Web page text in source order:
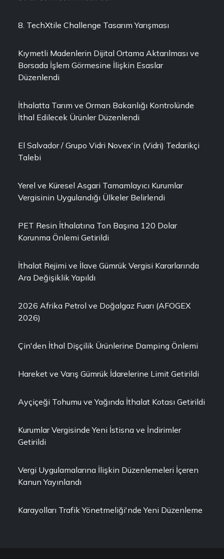
8. TechXtile Challenge Tasarım Yarışması
Kıymetli Madenlerin Dijital Ortama Aktarılması ve
Borsada İşlem Görmesine İlişkin Esaslar
Düzenlendi
İthalatta Tarım ve Orman Bakanlığı Kontrolünde
İthal Edilecek Ürünler Düzenlendi
El Salvador / Grupo Vidri Novex'in (Vidri) Tedarikçi
Talebi
Yerel ve Küresel Asgari Tamamlayıcı Kurumlar
Vergisinin Uygulandığı Ülkeler Belirlendi
PET Resin İthalatına Ton Başına 120 Dolar
Korunma Önlemi Getirildi
İthalat Rejimi ve İlave Gümrük Vergisi Kararlarında
Ara Değişiklik Yapıldı
2026 Afrika Petrol ve Doğalgaz Fuarı (AFOGEX
2026)
Çin'den İthal Dişçilik Ürünlerine Damping Önlemi
Hareket ve Varış Gümrük İdarelerine Limit Getirildi
Ayçiçeği Tohumu ve Yağında İthalat Kotası Getirildi
Kurumlar Vergisinde Yeni İstisna ve İndirimler
Getirildi
Vergi Uygulamalarına İlişkin Düzenlemeleri İçeren
Kanun Yayınlandı
Karayolları Trafik Yönetmeliği'nde Yeni Düzenleme